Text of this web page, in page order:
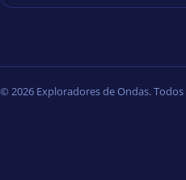
© 2026 Exploradores de Ondas.